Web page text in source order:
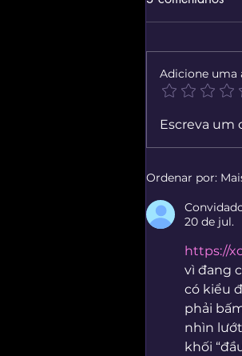
Simulador
Adicione uma
Escreva um
Ordenar por:
20 de jul.
https://
vì đang
có kiểu
phải
nhìn
khối